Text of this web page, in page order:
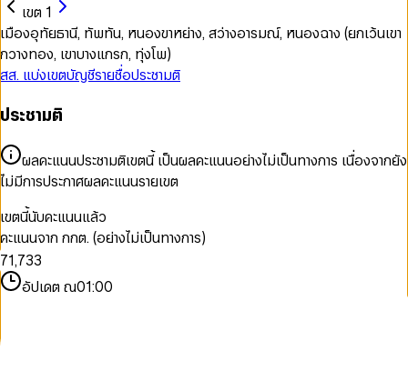
เขต 1
เมืองอุทัยธานี, ทัพทัน, หนองขาหย่าง, สว่างอารมณ์, หนองฉาง (ยกเว้นเขา
กวางทอง, เขาบางแกรก, ทุ่งโพ)
สส. แบ่งเขตบัญชีรายชื่อประชามติ
ประชามติ
ผลคะแนนประชามติเขตนี้ เป็นผลคะแนนอย่างไม่เป็นทางการ เนื่องจากยัง
ไม่มีการประกาศผลคะแนนรายเขต
เขตนี้นับคะแนนแล้ว
คะแนนจาก กกต. (อย่างไม่เป็นทางการ)
0
1
2
3
4
5
6
7
8
9
0
1
2
3
,
0
1
2
3
4
5
6
7
8
9
0
1
2
3
4
5
0
1
2
3
4
5
อัปเดต ณ01:00